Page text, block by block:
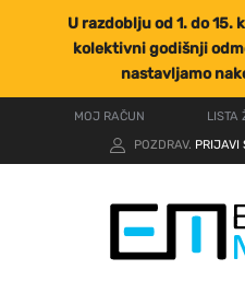
U razdoblju od 1. do
kolektivni godišnji
nastavljamo
MOJ RAČUN LISTA
POZDRAV. PRIJAVI